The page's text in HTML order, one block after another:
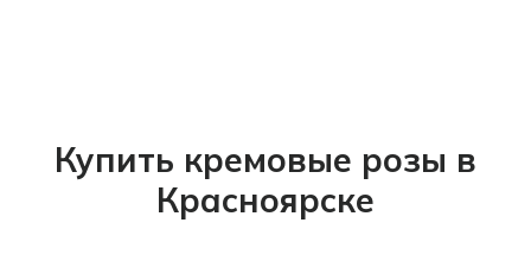
Купить кремовые розы в
Красноярске